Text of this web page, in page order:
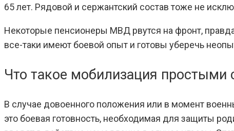
65 лет. Рядовой и сержантский состав тоже не
Некоторые пенсионеры МВД рвутся на фронт,
все-таки имеют боевой опыт и готовы уберечь
Что такое мобилизация простыми
В случае довоенного положения или в момент
это боевая готовность, необходимая для защиты